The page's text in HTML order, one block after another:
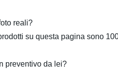
reali?
su questa pagina sono
preventivo da lei?